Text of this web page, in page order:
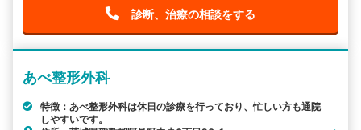
診断、治療の相談をする
あべ整形外科
特徴：あべ整形外科は休日の診療を行っており、忙しい方も通院
しやすいです。